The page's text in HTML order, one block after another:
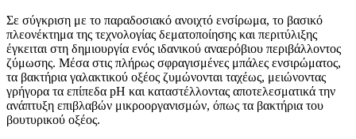
Σε σύγκριση με το παραδοσιακό ανοιχτό ενσίρωμα, το βασικό
πλεονέκτημα της τεχνολογίας δεματοποίησης και περιτύλιξης
έγκειται στη δημιουργία ενός ιδανικού αναερόβιου περιβάλλοντος
ζύμωσης. Μέσα στις πλήρως σφραγισμένες μπάλες ενσιρώματος,
τα βακτήρια γαλακτικού οξέος ζυμώνονται ταχέως, μειώνοντας
γρήγορα τα επίπεδα pH και καταστέλλοντας αποτελεσματικά την
ανάπτυξη επιβλαβών μικροοργανισμών, όπως τα βακτήρια του
βουτυρικού οξέος.